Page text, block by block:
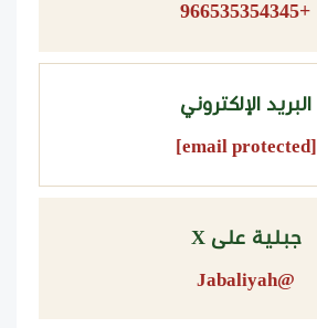
+966535354345
البريد الإلكتروني
[email protected]
جبلية على X
@Jabaliyah